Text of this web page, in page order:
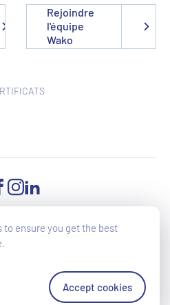
Rejoindre
l'équipe
Wako
INSTAGRAM
LINKEDIN
- Accessibilité du site en cours
de confidentialité
ensure you get the best
Accept cookies